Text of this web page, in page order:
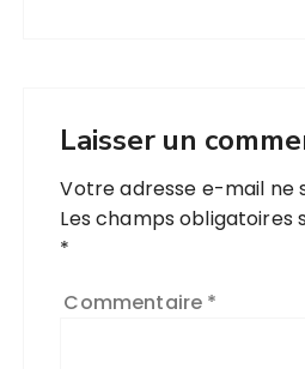
Laisser un
Votre adresse e-mail ne
Les champs obligatoires
*
Commentaire *